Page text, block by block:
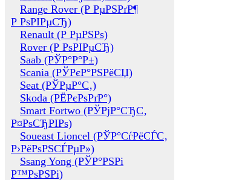
Range Rover (Р РµРЅРґР¶
Р РѕРІРµСЂ)
Renault (Р РµРЅРѕ)
Rover (Р РѕРІРµСЂ)
Saab (РЎР°Р°Р±)
Scania (РЎРєР°РЅРёСЏ)
Seat (РЎРµР°С‚)
Skoda (РЁРєРѕРґР°)
Smart Fortwo (РЎРјР°СЂС‚
Р¤РѕСЂРІРѕ)
Soueast Lioncel (РЎР°СѓРёСЃС‚
Р›РёРѕРЅСЃРµР»)
Ssang Yong (РЎР°РЅРі
Р™РѕРЅРі)